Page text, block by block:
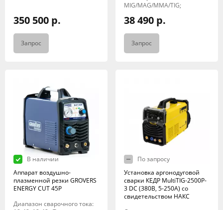
350 500 р.
Запрос
MIG/MAG/MMA/TIG;
38 490 р.
Запрос
В наличии
Аппарат воздушно-
плазменной резки GROVERS
ENERGY CUT 45P
Диапазон сварочного тока:
По запросу
Установка аргонодуговой
сварки КЕДР MultiTIG-2500P-
3 DC (380В, 5-250А) со
свидетельством НАКС